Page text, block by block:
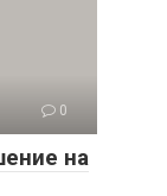
0
на